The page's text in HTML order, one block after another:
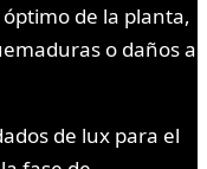
de la planta,
o daños a
de lux para el